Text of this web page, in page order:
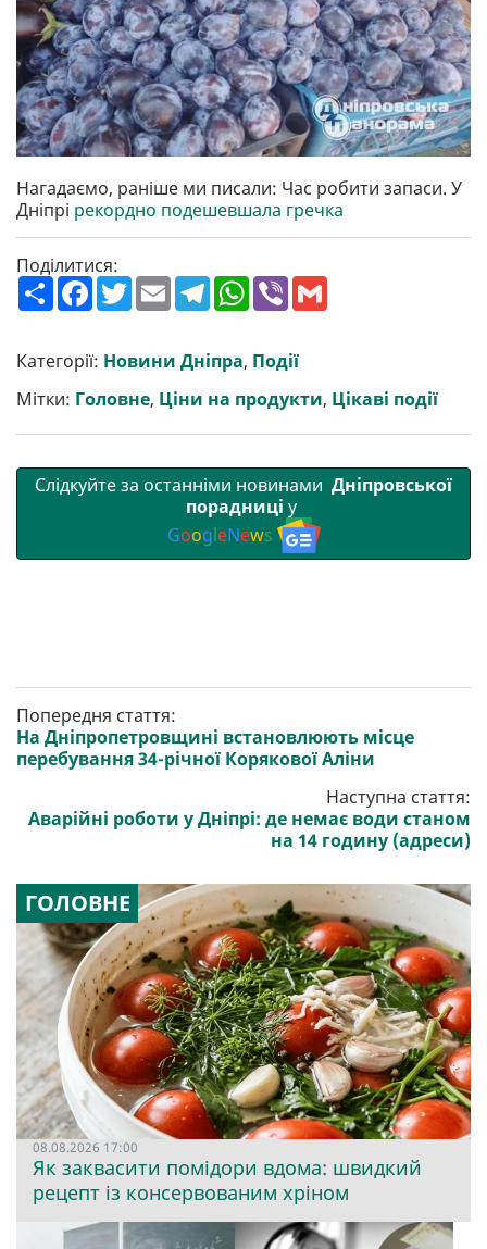
Нагадаємо, раніше ми писали: Час робити запаси. У
Дніпрі рекордно подешевшала гречка
Поділитися:
П
о
ш
р
и
и
F
a
c
b
o
k
T
w
t
e
E
m
a
l
T
e
g
r
m
W
h
a
s
A
p
V
b
r
Категорії: Новини Дніпра, Події
Мітки: Головне, Ціни на продукти, Цікаві події
Слідкуйте за останніми новинами Дніпровської
порадниці у
GoogleNews
Попередня стаття:
На Дніпропетровщині встановлюють місце
перебування 34-річної Корякової Аліни
Наступна стаття:
Аварійні роботи у Дніпрі: де немає води станом
на 14 годину (адреси)
ГОЛОВНЕ
08.08.2026 17:00
Як заквасити помідори вдома: швидкий
рецепт із консервованим хріном